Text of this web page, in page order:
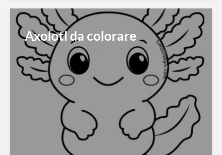
Axolotl da colorare